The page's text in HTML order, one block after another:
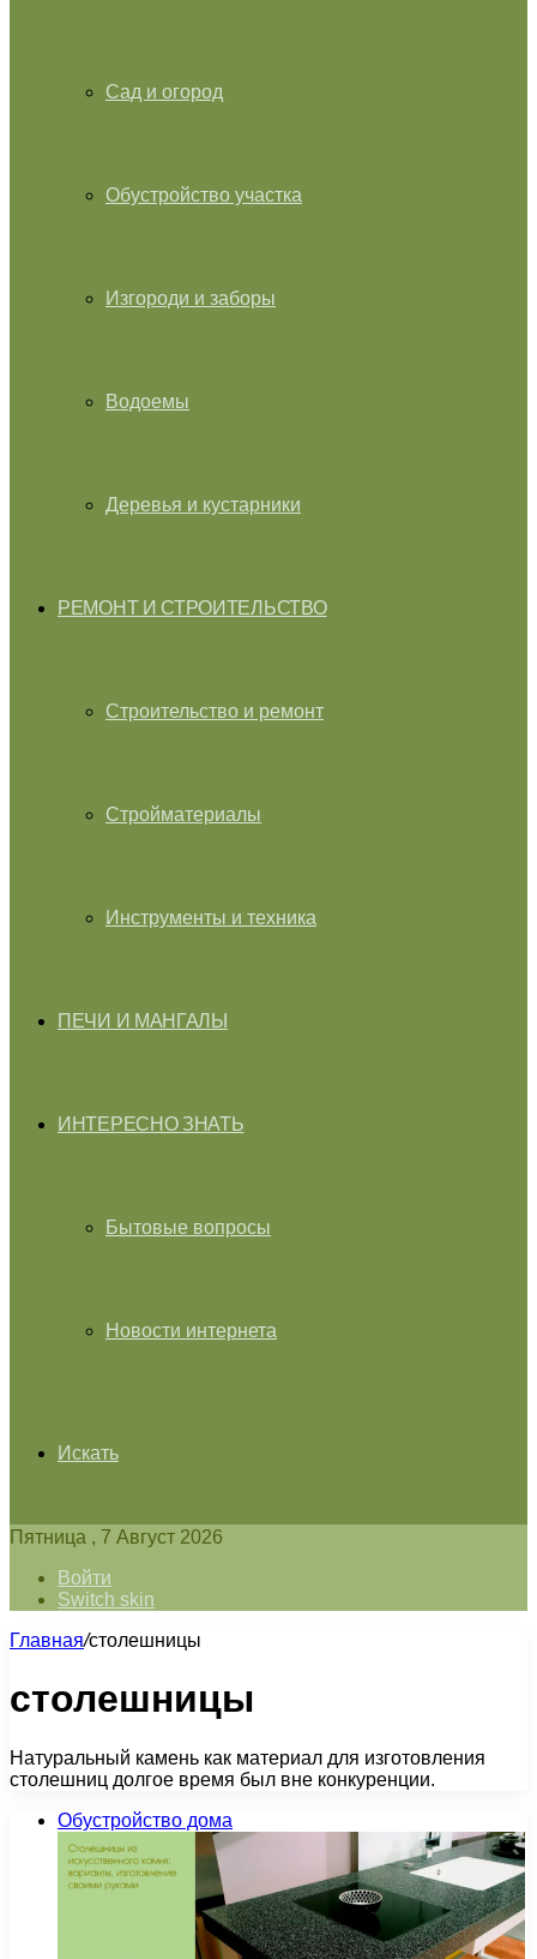
Сад и огород
Обустройство участка
Изгороди и заборы
Водоемы
Деревья и кустарники
РЕМОНТ И СТРОИТЕЛЬСТВО
Строительство и ремонт
Стройматериалы
Инструменты и техника
ПЕЧИ И МАНГАЛЫ
ИНТЕРЕСНО ЗНАТЬ
Бытовые вопросы
Новости интернета
Искать
Пятница , 7 Август 2026
Войти
Switch skin
Главная/столешницы
столешницы
Натуральный камень как материал для изготовления
столешниц долгое время был вне конкуренции.
Обустройство дома